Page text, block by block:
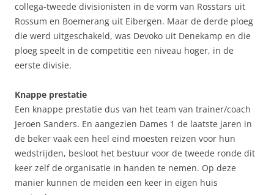
collega-tweede divisionisten in de vorm van Rosstars uit
Rossum en Boemerang uit Eibergen. Maar de derde ploeg
die werd uitgeschakeld, was Devoko uit Denekamp en die
ploeg speelt in de competitie een niveau hoger, in de
eerste divisie.
Knappe prestatie
Een knappe prestatie dus van het team van trainer/coach
Jeroen Sanders. En aangezien Dames 1 de laatste jaren in
de beker vaak een heel eind moesten reizen voor hun
wedstrijden, besloot het bestuur voor de tweede ronde dit
keer zelf de organisatie in handen te nemen. Op deze
manier kunnen de meiden een keer in eigen huis